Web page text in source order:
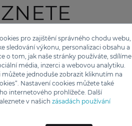
pro zajištění správného chodu webu,
sledování výkonu, personalizaci obsahu a
o tom, jak naše stránky používáte, sdílíme
média, inzerci a webovou analytiku.
můžete jednoduše zobrazit kliknutím na
Nastavení cookies můžete také
internetového prohlížeče. Další
v našich zásadách používání
ZNAČEK